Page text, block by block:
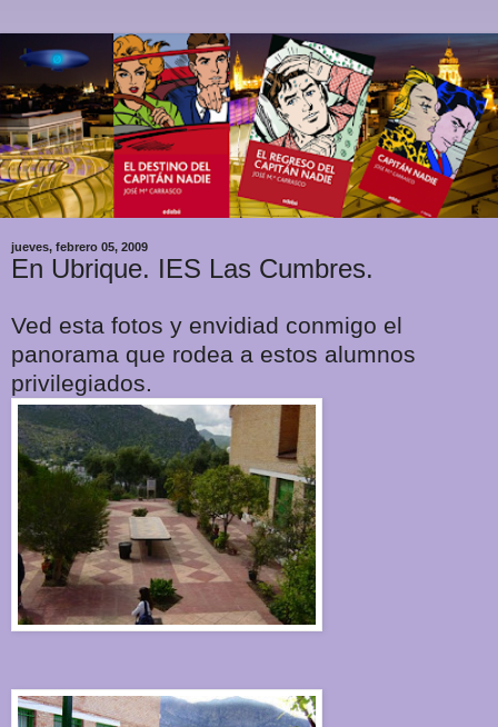
jueves, febrero 05, 2009
En Ubrique. IES Las Cumbres.
Ved esta fotos y envidiad conmigo el
panorama que rodea a estos alumnos
privilegiados.